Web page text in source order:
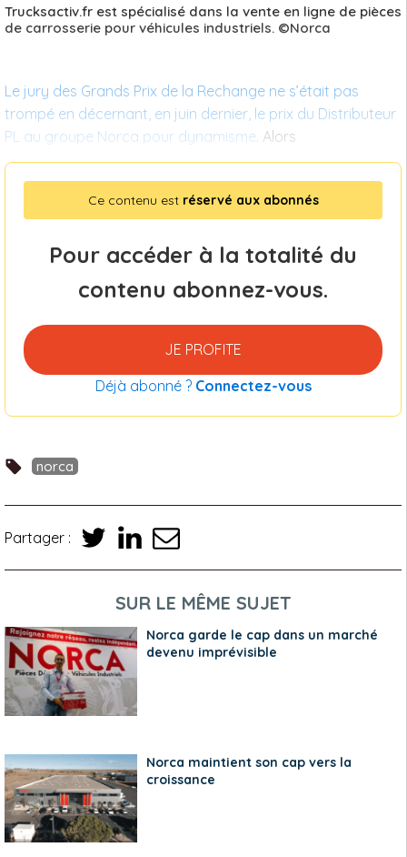
Trucksactiv.fr est spécialisé dans la vente en ligne de pièces
de carrosserie pour véhicules industriels. ©Norca
Le jury des Grands Prix de la Rechange ne s’était pas
trompé en décernant, en juin dernier, le prix du Distributeur
PL au groupe Norca pour dynamisme. Alors
Ce contenu est réservé aux abonnés
Pour accéder à la totalité du
contenu abonnez-vous.
JE PROFITE
Déjà abonné ? Connectez-vous
norca
Partager :
SUR LE MÊME SUJET
Norca garde le cap dans un marché
devenu imprévisible
Norca maintient son cap vers la
croissance